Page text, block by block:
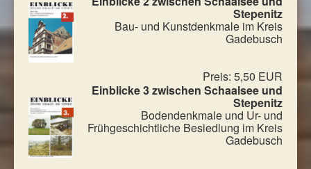
Stepenitz
Bau- und Kunstdenkmale im Kreis
Gadebusch
Preis: 5,50 EUR
Einblicke 3 zwischen Schaalsee und
Stepenitz
Bodendenkmale und Ur- und
Frühgeschichtliche Besiedlung im Kreis
Gadebusch